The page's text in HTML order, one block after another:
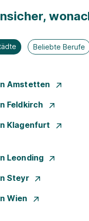
Beliebte Berufe
Amstetten
Feldkirch
Klagenfurt
Leonding
Steyr
Wien